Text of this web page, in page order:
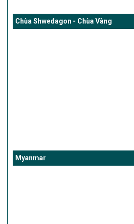
Chùa Shwedagon - Chùa Vàng
Myanmar